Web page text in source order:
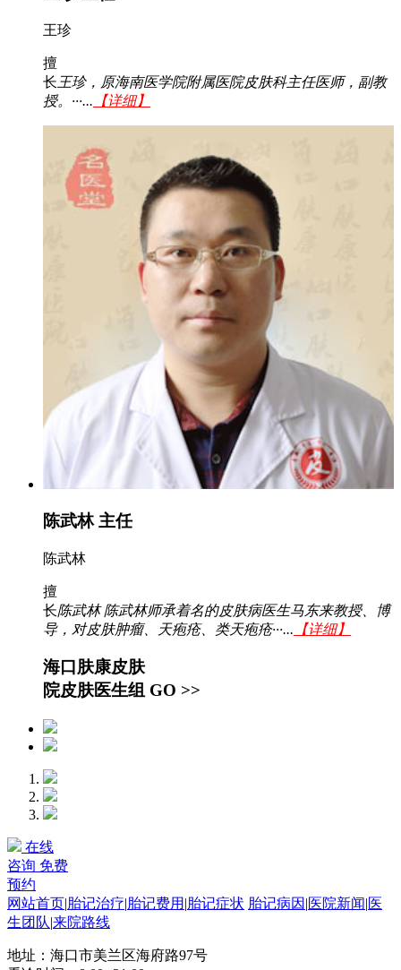
王珍
擅
长王珍，原海南医学院附属医院皮肤科主任医师，副教
授。···... 【详细】
陈武林 主任
陈武林
擅
长陈武林 陈武林师承着名的皮肤病医生马东来教授、博
导，对皮肤肿瘤、天疱疮、类天疱疮···... 【详细】
海口肤康皮肤
院皮肤医生组 GO >>
在线
咨询 免费
预约
网站首页|胎记治疗|胎记费用 |胎记症状 胎记病因 |医院新闻|医
生团队|来院路线
地址：海口市美兰区海府路97号